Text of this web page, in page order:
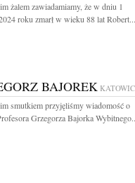
żalem zawiadamiamy, że w dniu 1
roku zmarł w wieku 88 lat Robert...
BAJOREK
smutkiem przyjęliśmy wiadomość o
Grzegorza Bajorka